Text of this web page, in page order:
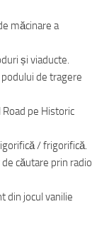
măcinare a
și viaducte.
de tragere
pe Historic
/ frigorifică.
căutare prin radio
din jocul vanilie